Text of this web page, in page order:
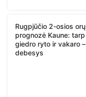
Rugpjūčio 2-osios orų
prognozė Kaune: tarp
giedro ryto ir vakaro –
debesys